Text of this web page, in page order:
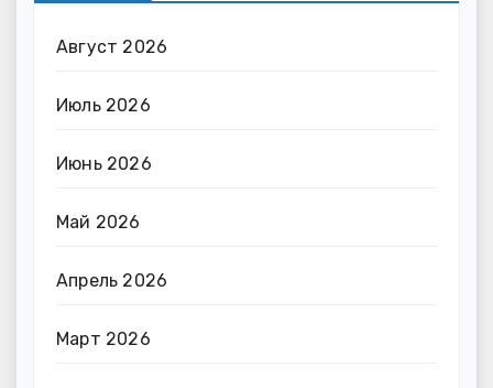
Август 2026
Июль 2026
Июнь 2026
Май 2026
Апрель 2026
Март 2026